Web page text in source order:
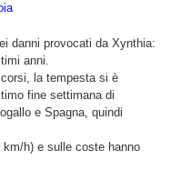
danni provocati da Xynthia:
anni.
la tempesta si è
fine settimana di
e Spagna, quindi
km/h) e sulle coste hanno